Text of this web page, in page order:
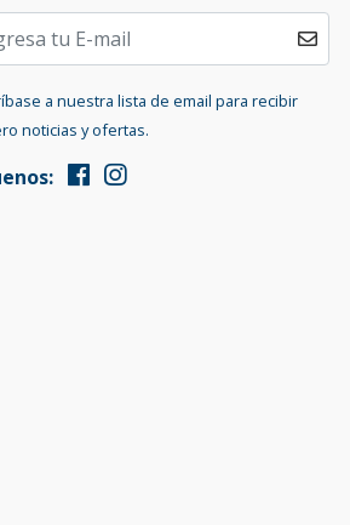
a nuestra lista de email para recibir
noticias y ofertas.